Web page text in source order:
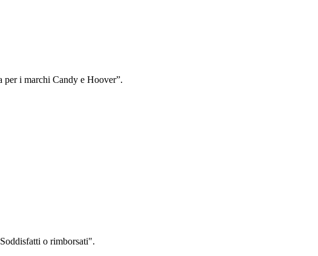
per i marchi Candy e Hoover”.
o rimborsati".